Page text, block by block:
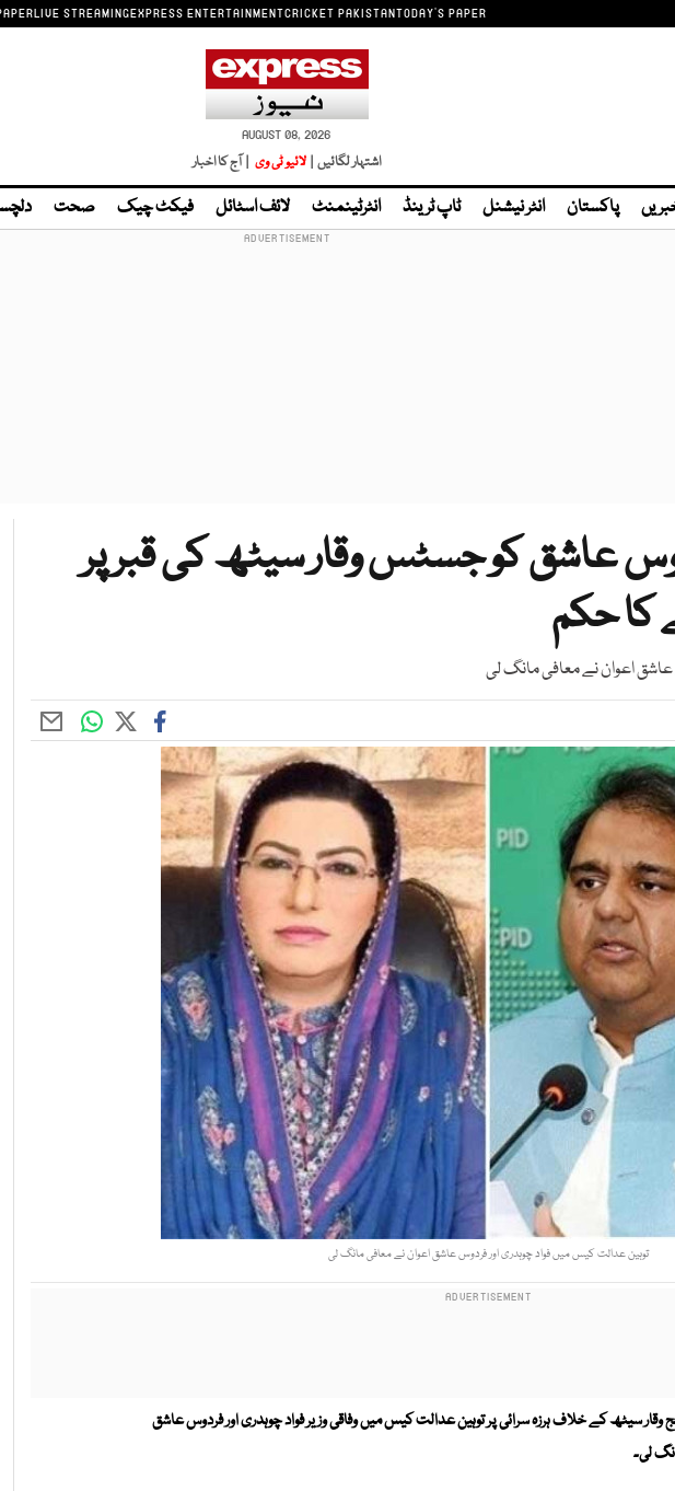
LIVE STREAMINGEXPRESS ENTERTAINMENTCRICKET PAKISTANTODAY'S PAPER
AUGUST 08, 2026
اشتہار لگائیں | لائیو ٹی وی | آج کا اخبار
پاکستان انٹر نیشنل ٹاپ ٹرینڈ انٹرٹینمنٹ لائف اسٹائل فیکٹ چیک صحت
عاشق کو جسٹس وقار سیٹھ کی قبر پر
کا حکم
عاشق اعوان نے معافی مانگ لی
توہین عدالت کیس میں فواد چوہدری اور فردوس عاشق اعوان نے معافی مانگ لی
سیٹھ کے خلاف ہرزہ سرائی پر توہین عدالت کیس میںوفاقی وزیر فواد چوہدری اور فردوس عاشق
لی۔